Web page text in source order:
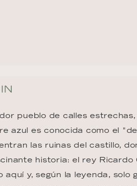
pueblo de calles
azul es conocida como el
las ruinas del castillo,
historia: el rey Ricardo
y, según la leyenda, solo